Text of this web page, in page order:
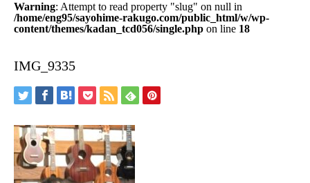
Warning: Attempt to read property "slug" on null in
/home/eng95/sayohime-rakugo.com/public_html/w/wp-
content/themes/kadan_tcd056/single.php on line 18
IMG_9335